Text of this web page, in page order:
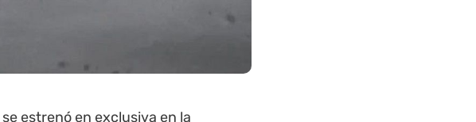
se estrenó en exclusiva en la